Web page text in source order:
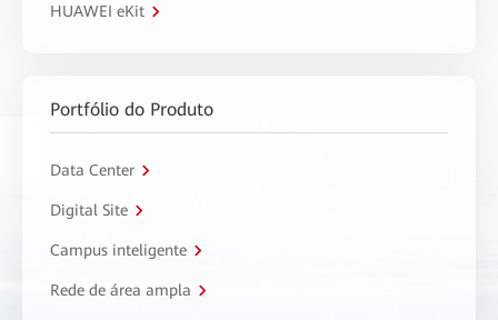
HUAWEI eKit
Portfólio do Produto
Data Center
Digital Site
Campus inteligente
Rede de área ampla